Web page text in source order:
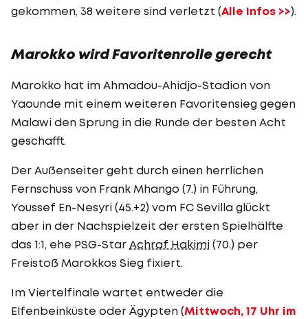
gekommen, 38 weitere sind verletzt (Alle Infos >>).
Marokko wird Favoritenrolle gerecht
Marokko hat im Ahmadou-Ahidjo-Stadion von
Yaounde mit einem weiteren Favoritensieg gegen
Malawi den Sprung in die Runde der besten Acht
geschafft.
Der Außenseiter geht durch einen herrlichen
Fernschuss von Frank Mhango (7.) in Führung,
Youssef En-Nesyri (45.+2) vom FC Sevilla glückt
aber in der Nachspielzeit der ersten Spielhälfte
das 1:1, ehe PSG-Star Achraf Hakimi (70.) per
Freistoß Marokkos Sieg fixiert.
Im Viertelfinale wartet entweder die
Elfenbeinküste oder Ägypten (Mittwoch, 17 Uhr im